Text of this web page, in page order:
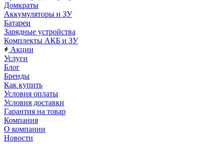
Домкраты
Аккумуляторы и ЗУ
Батареи
Зарядные устройства
Комплекты АКБ и ЗУ
Акции
Услуги
Блог
Бренды
Как купить
Условия оплаты
Условия доставки
Гарантия на товар
Компания
О компании
Новости